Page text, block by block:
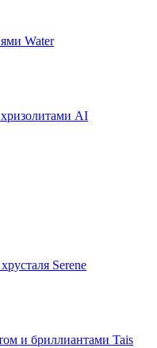
Water
AI
Serene
и бриллиантами Tais